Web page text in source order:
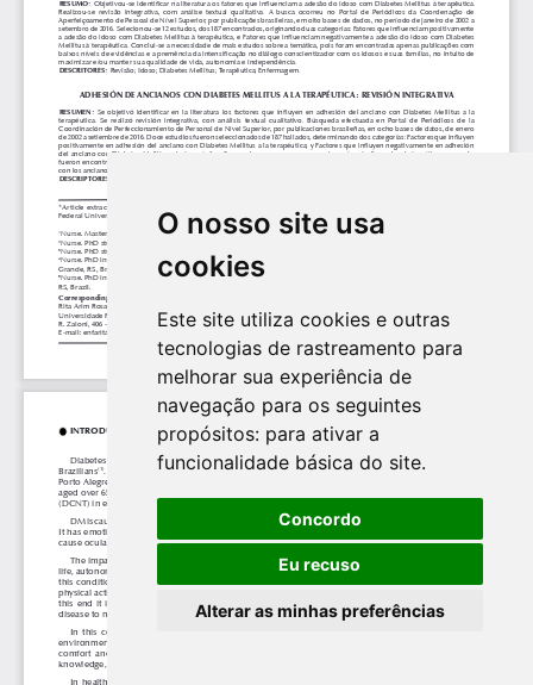
O nosso site usa
cookies
Este site utiliza cookies e outras
tecnologias de rastreamento para
melhorar sua experiência de
navegação para os seguintes
propósitos: para ativar a
funcionalidade básica do site.
Concordo
Eu recuso
Alterar as minhas preferências